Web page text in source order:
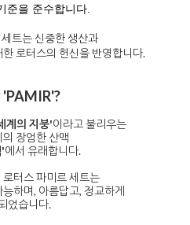
준을 준수합니다.
트는 신중한 생산과
로터스의 헌신을 반영합니다.
계의 지붕'이라고 불리우는
장엄한 산맥
'에서 유래합니다.
터스 파미르 세트는
하며, 아름답고, 정교하게
었습니다.